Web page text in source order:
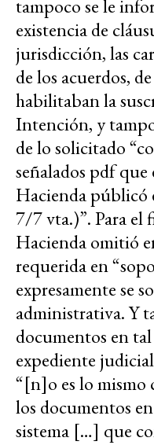
tampoco se le
existencia de
jurisdicción, las
de los acuerdos,
habilitaban la
Intención, y
de lo solicitado
señalados pdf
Hacienda públicó
7/7 vta.)”. Para el
Hacienda omitió
requerida en
expresamente se
administrativa. Y
documentos en
expediente
“[n]o es lo mismo
los documentos
sistema […] que